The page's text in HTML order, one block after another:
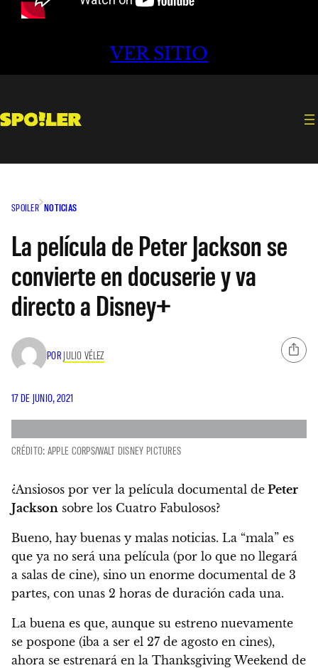
VER SITIO
SPOILER NOTICIAS
La película de Peter Jackson se
convierte en docuserie y va
directo a Disney+
POR JULIO VÉLEZ
17 DE JUNIO, 2021
CRÉDITO: APPLE CORPS/WALT DISNEY PICTURES
¿Ansiosos por ver la película documental de Peter
Jackson sobre los Cuatro Fabulosos?
Bueno, hay buenas y malas noticias. La “mala” es
que ya no será una película (por lo que no llegará
a salas de cine), sino un enorme documental de 3
partes, con unas 2 horas de duración cada una.
La buena es que, aunque su estreno nuevamente
se pospone (iba a ser el 27 de agosto en cines),
ahora se estrenará en la Thanksgiving Weekend de